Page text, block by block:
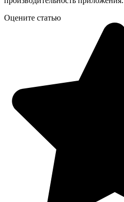
Оцените статью